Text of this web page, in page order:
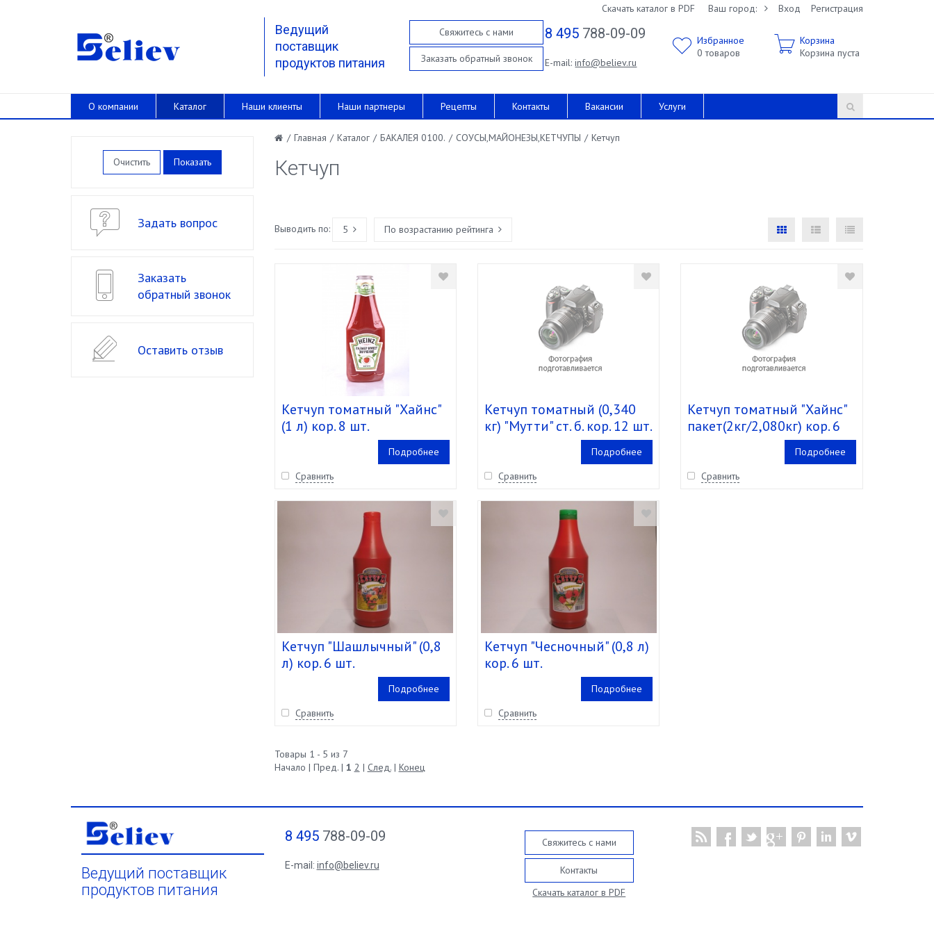
Скачать каталог в PDF Ваш город: Вход Регистрация
Ведущий
поставщик
продуктов питания
Свяжитесь с нами
Заказать обратный звонок
8 495 788-09-09
E-mail:info@believ.ru
Избранное
0 товаров
Корзина
Корзина пуста
О компании Каталог Наши клиенты Наши партнеры Рецепты Контакты Вакансии Услуги
/ Главная / Каталог / БАКАЛЕЯ 0100. / СОУСЫ,МАЙОНЕЗЫ,КЕТЧУПЫ / Кетчуп
Кетчуп
Выводить по: 5 По возрастанию рейтинга
Кетчуп томатный "Хайнс"
(1 л) кор. 8 шт.
Подробнее
Сравнить
Кетчуп томатный (0,340
кг) "Мутти" ст. б. кор. 12 шт.
Подробнее
Сравнить
Кетчуп томатный "Хайнс"
пакет(2кг/2,080кг) кор. 6
Подробнее
Сравнить
Кетчуп "Шашлычный" (0,8
л) кор. 6 шт.
Подробнее
Сравнить
Кетчуп "Чесночный" (0,8 л)
кор. 6 шт.
Подробнее
Сравнить
Товары 1 - 5 из 7
Начало | Пред. | 1 2 | След.| Конец
Очистить
Задать вопрос
Заказать
обратный звонок
Оставить отзыв
Ведущий поставщик
продуктов питания
8 495788-09-09
E-mail: info@believ.ru
Свяжитесь с нами
Контакты
Скачать каталог в PDF